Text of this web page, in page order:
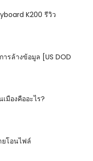
K200 รีวิว
รล้างข้อมูล [US DOD
มืองคืออะไร?
ยโอนไฟล์